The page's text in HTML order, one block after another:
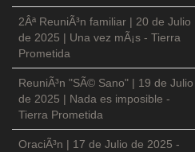
2Âª ReuniÃ³n familiar | 20 de Julio
de 2025 | Una vez mÃ¡s - Tierra
Prometida
ReuniÃ³n "SÃ© Sano" | 19 de Julio
de 2025 | Nada es imposible -
Tierra Prometida
OraciÃ³n | 17 de Julio de 2025 -